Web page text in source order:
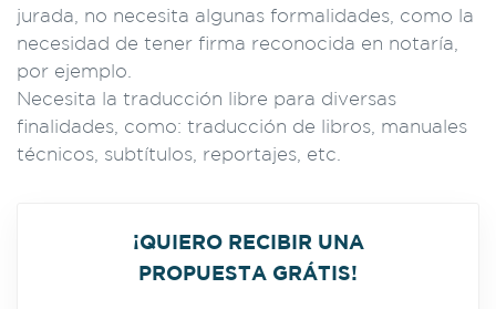
jurada, no necesita algunas formalidades, como la
necesidad de tener firma reconocida en notaría,
por ejemplo.
Necesita la traducción libre para diversas
finalidades, como: traducción de libros, manuales
técnicos, subtítulos, reportajes, etc.
¡QUIERO RECIBIR UNA
PROPUESTA GRÁTIS!